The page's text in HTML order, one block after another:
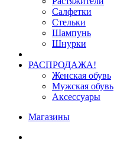
Салфетки
Стельки
Шампунь
Шнурки
РАСПРОДАЖА!
Женская обувь
Мужская обувь
Аксессуары
Магазины